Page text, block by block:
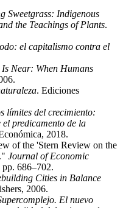
Sweetgrass: Indigenous
the Teachings of Plants.
el capitalismo contra el
Near: When Humans
. Ediciones
límites del crecimiento:
predicamento de la
2018.
of the 'Stern Review on the
Journal of Economic
686–702.
Cities in Balance
2006.
El nuevo